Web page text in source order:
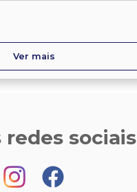
Ver mais
redes sociais